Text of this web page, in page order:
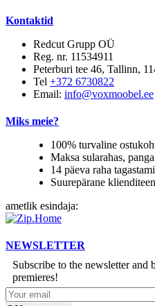
Kontaktid
Redcut Grupp OÜ
Reg. nr. 11534911
Peterburi tee 46, Tallinn,
Tel +372 6730822
Email: info@voxmoobel.ee
Miks meie?
100% turvaline
Maksa sularahas,
14 päeva raha
Suurepärane
ametlik esindaja:
NEWSLETTER
Subscribe to the newsletter and
premieres!